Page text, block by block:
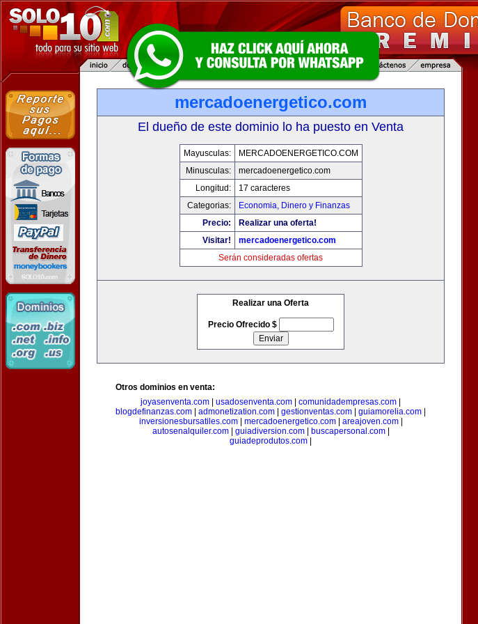
mercadoenergetico.com
El dueño de este dominio lo ha puesto en Venta
Mayusculas:
MERCADOENERGETICO.COM
Minusculas:
mercadoenergetico.com
Longitud:
17 caracteres
Categorias:
Economia, Dinero y Finanzas
Precio:
Realizar una oferta!
Visitar!
mercadoenergetico.com
Serán consideradas ofertas
Realizar una Oferta
Precio Ofrecido $
Otros dominios en venta:
joyasenventa.com
usadosenventa.com comunidadempresas.com
blogdefinanzas.com
admonetization.com gestionventas.com guiamorelia.com
inversionesbursatiles.com| mercadoenergetico.com| areajoven.com|
autosenalquiler.com| guiadiversion.com| buscapersonal.com|
guiadeprodutos.com